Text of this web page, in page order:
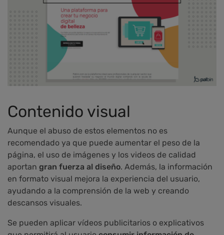
Contenido visual
Aunque el abuso de estos elementos no es
recomendado ya que puede aumentar el peso de la
página, el uso de imágenes y los videos de calidad
aportan gran fuerza al diseño. Además, la información
en formato visual mejora la experiencia del usuario,
ayudando a la comprensión de la web y creando
descansos visuales.
Se pueden aplicar vídeos publicitarios o explicativos